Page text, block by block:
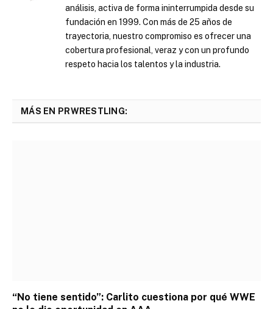
análisis, activa de forma ininterrumpida desde su
fundación en 1999. Con más de 25 años de
trayectoria, nuestro compromiso es ofrecer una
cobertura profesional, veraz y con un profundo
respeto hacia los talentos y la industria.
MÁS EN PRWRESTLING:
“No tiene sentido”: Carlito cuestiona por qué WWE